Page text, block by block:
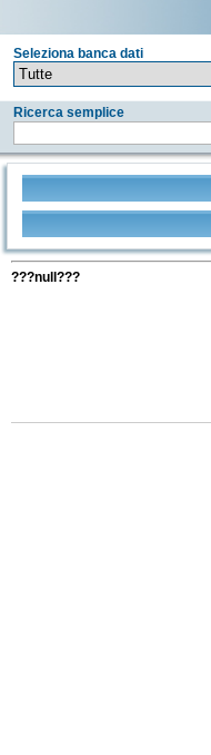
Seleziona banca dati
Ricerca semplice
???null???